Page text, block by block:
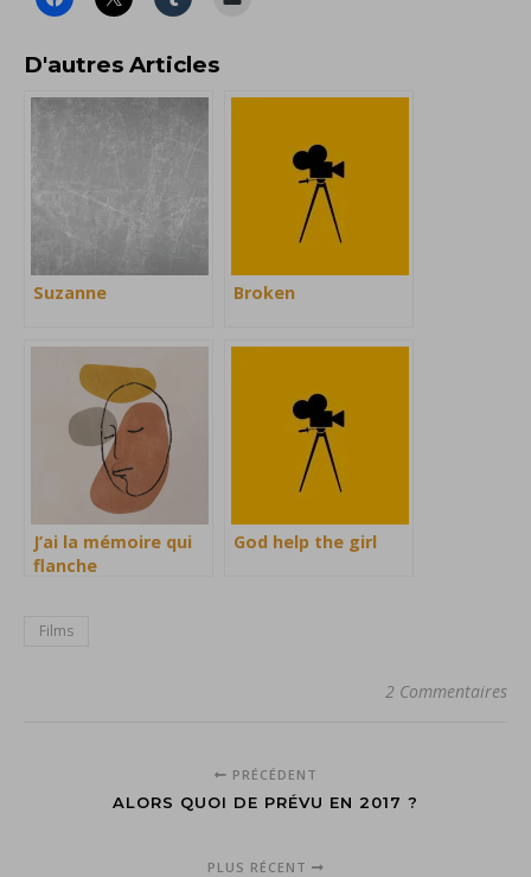
D'autres Articles
Suzanne Broken
J’ai la mémoire qui
flanche
God help the girl
Films
2 Commentaires
PRÉCÉDENT
ALORS QUOI DE PRÉVU EN 2017 ?
PLUS RÉCENT